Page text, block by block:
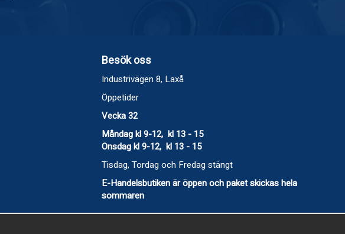
Besök oss
Industrivägen 8, Laxå
Öppetider
Vecka 32
Måndag kl 9-12, kl 13 - 15
Onsdag kl 9-12, kl 13 - 15
Tisdag, Tordag och Fredag stängt
E-Handelsbutiken är öppen och paket skickas hela
sommaren